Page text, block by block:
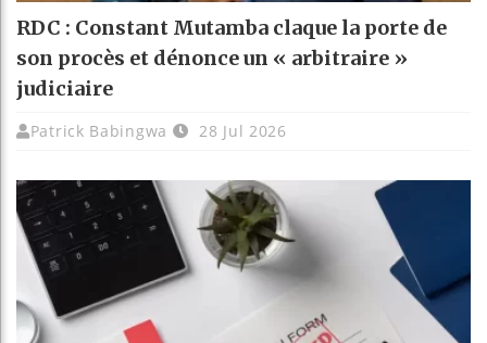
RDC : Constant Mutamba claque la porte de
son procès et dénonce un « arbitraire »
judiciaire
Patrick Babingwa 28 Jul 2026